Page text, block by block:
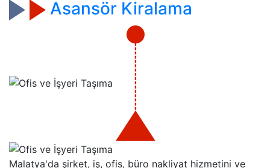
Asansör Kiralama
Malatya'da şirket, iş, ofis, büro nakliyat hizmetini ve